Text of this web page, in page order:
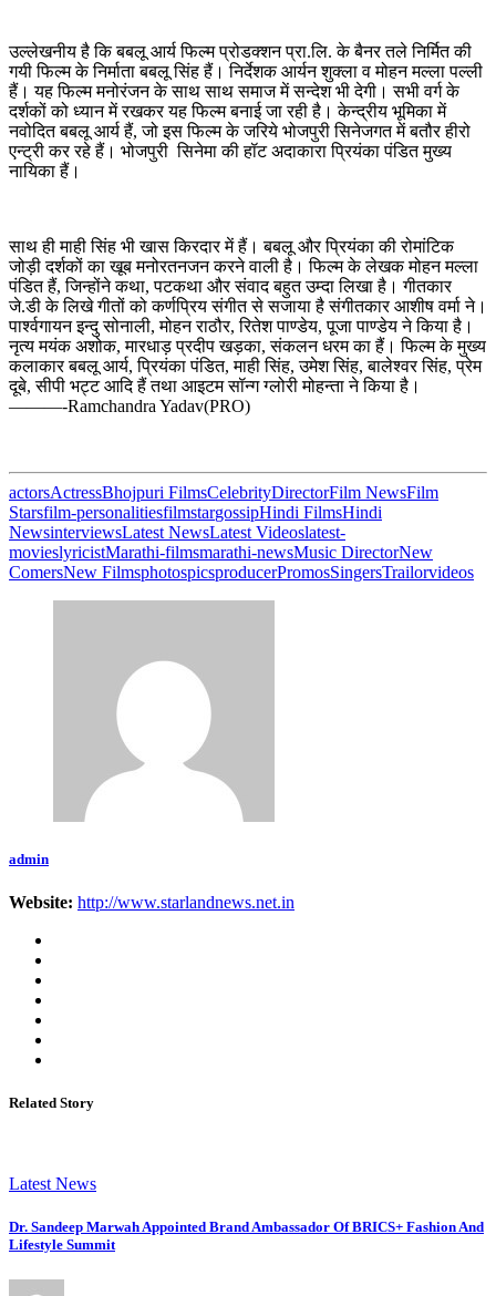
उल्लेखनीय है कि बबलू आर्य फिल्म प्रोडक्शन प्रा.लि. के बैनर तले निर्मित की
गयी फिल्म के निर्माता बबलू सिंह हैं। निर्देशक आर्यन शुक्ला व मोहन मल्ला पल्ली
हैं। यह फिल्म मनोरंजन के साथ साथ समाज में सन्देश भी देगी। सभी वर्ग के
दर्शकों को ध्यान में रखकर यह फिल्म बनाई जा रही है। केन्द्रीय भूमिका में
नवोदित बबलू आर्य हैं, जो इस फिल्म के जरिये भोजपुरी सिनेजगत में बतौर हीरो
एन्ट्री कर रहे हैं। भोजपुरी सिनेमा की हॉट अदाकारा प्रियंका पंडित मुख्य
नायिका हैं।
साथ ही माही सिंह भी खास किरदार में हैं। बबलू और प्रियंका की रोमांटिक
जोड़ी दर्शकों का खूब मनोरतनजन करने वाली है। फिल्म के लेखक मोहन मल्ला
पंडित हैं, जिन्होंने कथा, पटकथा और संवाद बहुत उम्दा लिखा है। गीतकार
जे.डी के लिखे गीतों को कर्णप्रिय संगीत से सजाया है संगीतकार आशीष वर्मा ने।
पार्श्वगायन इन्दु सोनाली, मोहन राठौर, रितेश पाण्डेय, पूजा पाण्डेय ने किया है।
नृत्य मयंक अशोक, मारधाड़ प्रदीप खड़का, संकलन धरम का हैं। फिल्म के मुख्य
कलाकार बबलू आर्य, प्रियंका पंडित, माही सिंह, उमेश सिंह, बालेश्वर सिंह, प्रेम
दूबे, सीपी भट्ट आदि हैं तथा आइटम सॉन्ग ग्लोरी मोहन्ता ने किया है।
———-Ramchandra Yadav(PRO)
actorsActressBhojpuri FilmsCelebrityDirectorFilm NewsFilm
Starsfilm-personalitiesfilmstargossipHindi FilmsHindi
NewsinterviewsLatest NewsLatest Videoslatest-
movieslyricistMarathi-filmsmarathi-newsMusic DirectorNew
ComersNew FilmsphotospicsproducerPromosSingersTrailorvideos
admin
Website: http://www.starlandnews.net.in
Related Story
Latest News
Dr. Sandeep Marwah Appointed Brand Ambassador Of BRICS+ Fashion And
Lifestyle Summit